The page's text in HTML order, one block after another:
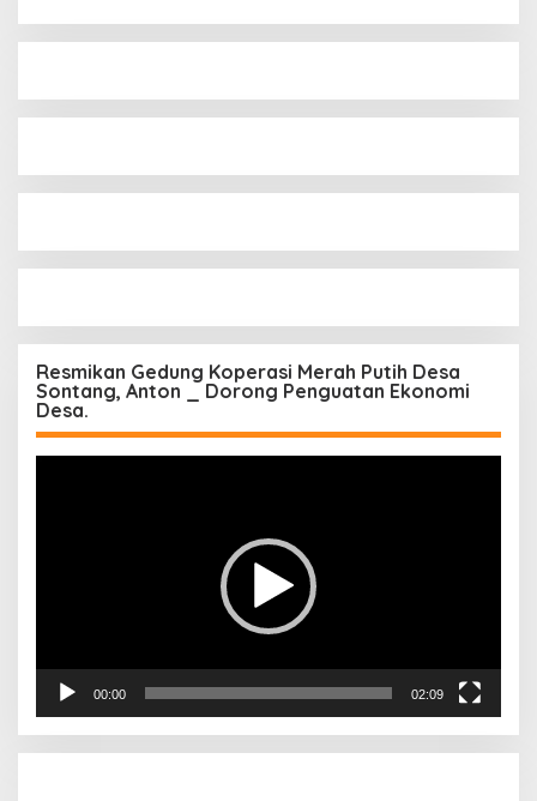
Resmikan Gedung Koperasi Merah Putih Desa
Sontang, Anton _ Dorong Penguatan Ekonomi
Desa.
00:00 02:09